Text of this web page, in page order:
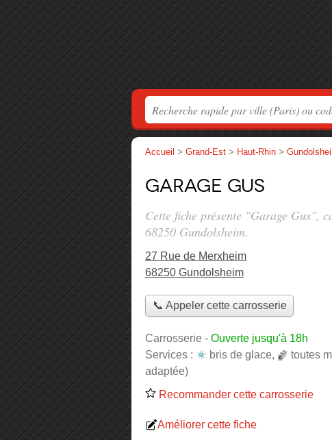
Accueil > Grand-Est > Haut-Rhin >
Garage Gus
Cette fiche présente "Garage Gus",
68250 Gundolsheim.
27 Rue de Merxheim
68250 Gundolsheim
📞 Appeler cette carrosserie
Carrosserie - Ouverte jusqu'à 18h
Services :
bris de glace, toutes
adaptée)
Recommander cette carrosserie
Améliorer cette fiche